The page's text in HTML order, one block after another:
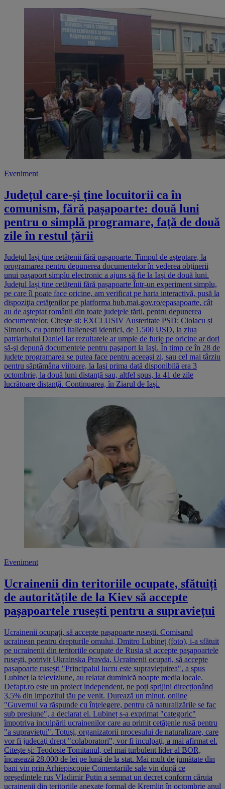
Eveniment
Județul care-și ține locuitorii ca în
comunism, fără pașapoarte: două luni
pentru o simplă programare, față de două
zile în restul țării
Județul Iași ține cetățenii fără pașapoarte. Timpul de aşteptare, la
programarea pentru depunerea documentelor în vederea obţinerii
unui paşaport simplu electronic a ajuns să fie la Iaşi de două luni.
Județul Iași ține cetățenii fără pașapoarte Într-un experiment simplu,
pe care îl poate face oricine, am verificat pe harta interactivă, pusă la
dispoziţia cetăţenilor pe platforma hub.mai.gov.ro/epasapoarte, cât
au de aşteptat românii din toate judeţele tării, pentru depunerea
documentelor. Citește și: EXCLUSIV Austeritate PSD: Ciolacu și
Simonis, cu pantofi italienești identici, de 1.500 USD, la ziua
patriarhului Daniel Iar rezultatele ar umple de furie pe oricine ar dori
să-şi depună documentele pentru paşaport la Iaşi. În timp ce în 28 de
judeţe programarea se putea face pentru aceeaşi zi, sau cel mai târziu
pentru săptămâna viitoare, la Iaşi prima dată disponibilă era 3
octombrie, la două luni distanţă sau, altfel spus, la 41 de zile
lucrătoare distanţă. Continuarea, în Ziarul de Iași.
Eveniment
Ucrainenii din teritoriile ocupate, sfătuiți
de autoritățile de la Kiev să accepte
pașapoartele rusești pentru a supraviețui
Ucrainenii ocupați, să accepte pașapoarte rusești. Comisarul
ucrainean pentru drepturile omului, Dmitro Lubineț (foto), i-a sfătuit
pe ucrainenii din teritoriile ocupate de Rusia să accepte paşapoartele
ruseşti, potrivit Ukrainska Pravda. Ucrainenii ocupați, să accepte
pașapoarte rusești "Principalul lucru este supravieţuirea", a spus
Lubineț la televiziune, au relatat duminică noapte media locale.
Defapt.ro este un proiect independent, ne poți sprijini direcționând
3,5% din impozitul tău pe venit. Durează un minut, online
"Guvernul va răspunde cu înţelegere, pentru că naturalizările se fac
sub presiune", a declarat el. Lubineț s-a exprimat "categoric"
împotriva inculpării ucrainenilor care au primit cetăţenie rusă pentru
"a supravieţui". Totuşi, organizatorii procesului de naturalizare, care
vor fi judecaţi drept "colaboratori", vor fi inculpaţi, a mai afirmat el.
Citește și: Teodosie Tomitanul, cel mai turbulent lider al BOR,
încasează 28.000 de lei pe lună de la stat. Mai mult de jumătate din
bani vin prin Arhiepiscopie Comentariile sale vin după ce
preşedintele rus Vladimir Putin a semnat un decret conform căruia
ucrainenii din teritoriile anexate formal de Kremlin în octombrie anul